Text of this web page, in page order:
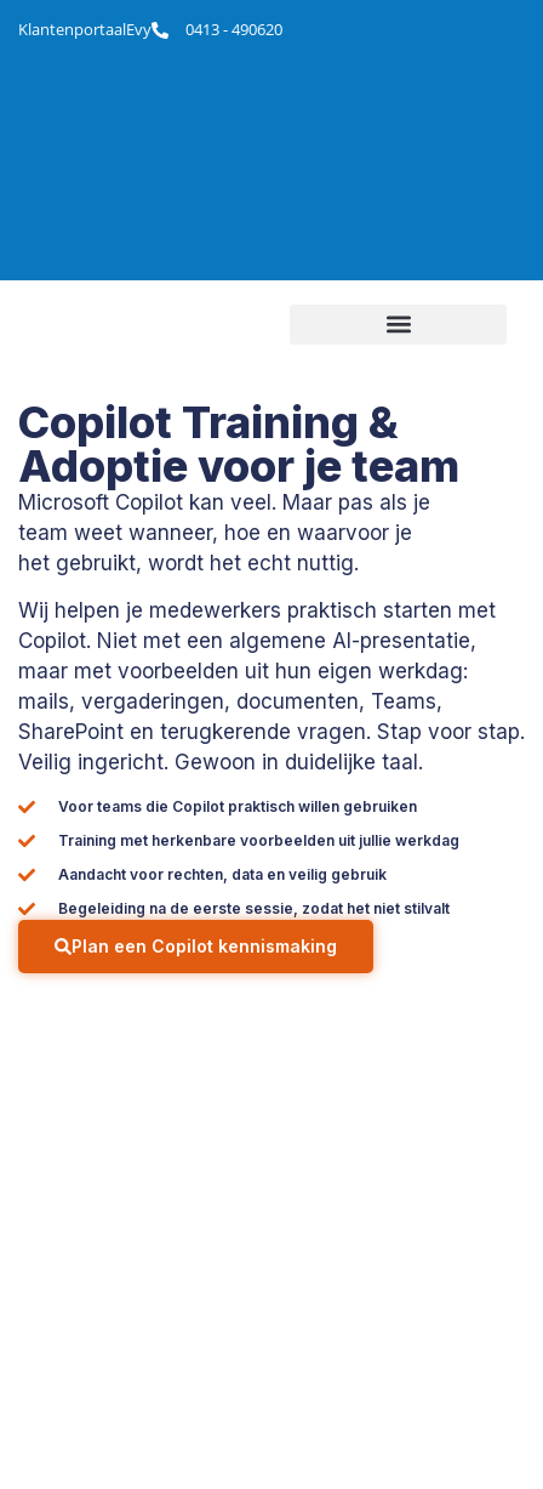
KlantenportaalEvy 0413 - 490620
Copilot Training &
Adoptie voor je team
Microsoft Copilot kan veel. Maar pas als je
team weet wanneer, hoe en waarvoor je
het gebruikt, wordt het echt nuttig.
Wij helpen je medewerkers praktisch starten met
Copilot. Niet met een algemene AI-presentatie,
maar met voorbeelden uit hun eigen werkdag:
mails, vergaderingen, documenten, Teams,
SharePoint en terugkerende vragen. Stap voor stap.
Veilig ingericht. Gewoon in duidelijke taal.
Voor teams die Copilot praktisch willen gebruiken
Training met herkenbare voorbeelden uit jullie werkdag
Aandacht voor rechten, data en veilig gebruik
Begeleiding na de eerste sessie, zodat het niet stilvalt
Plan een Copilot kennismaking